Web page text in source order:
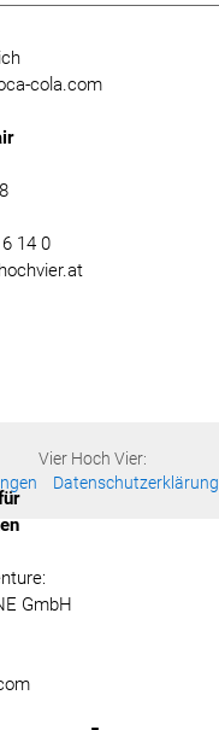
cola.com
14 0
Vier Hoch Vier:
Datenschutzerklärung
GmbH